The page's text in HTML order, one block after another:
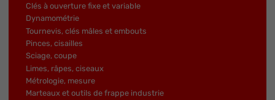
Clés à ouverture fixe et variable
Dynamométrie
Tournevis, clés mâles et embouts
Pinces, cisailles
Sciage, coupe
Limes, râpes, ciseaux
Métrologie, mesure
Marteaux et outils de frappe industrie